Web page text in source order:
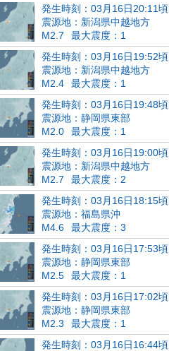
発生時刻：03月16日20:11頃
震源地：新潟県中越地方
M2.7
最大震度：1
発生時刻：03月16日19:52頃
震源地：新潟県中越地方
M2.4
最大震度：1
発生時刻：03月16日19:48頃
震源地：静岡県東部
M2.0
最大震度：1
発生時刻：03月16日19:00頃
震源地：新潟県中越地方
M2.7
最大震度：2
発生時刻：03月16日18:15頃
震源地：福島県沖
M4.6
最大震度：3
発生時刻：03月16日17:53頃
震源地：静岡県東部
M2.5
最大震度：1
発生時刻：03月16日17:02頃
震源地：静岡県東部
M2.3
最大震度：1
発生時刻：03月16日16:44頃